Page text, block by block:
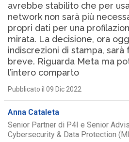
avrebbe stabilito che per
network non sarà più
propri dati per una
mirata. La decisione, ora
indiscrezioni di stampa, sarà
breve. Riguarda Meta ma
l’intero comparto
Pubblicato il 09 Dic 2022
Anna Cataleta
Senior Partner di P4I e Senior
Cybersecurity & Data Protection